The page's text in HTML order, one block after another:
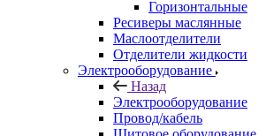
Горизонтальные
Ресиверы маслянные
Маслоотделители
Отделители жидкости
Электрооборудование
Назад
Электрооборудование
Провод/кабель